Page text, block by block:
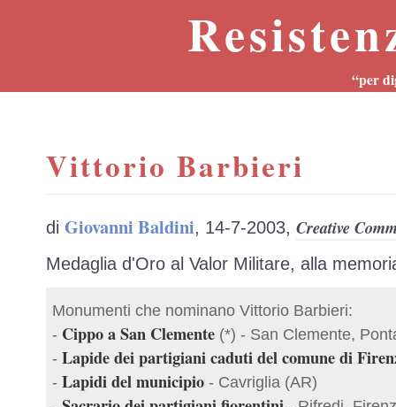
“per
Vittorio Barbieri
di Giovanni Baldini, 14-7-2003, Creative
Medaglia d'Oro al Valor Militare, alla
Monumenti che nominano Vittorio Barbieri:
- Cippo a San Clemente (*) - San Clemente,
- Lapide dei partigiani caduti del comune di
- Lapidi del municipio - Cavriglia (AR)